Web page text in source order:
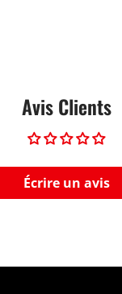
Avis Clients
Écrire un avis